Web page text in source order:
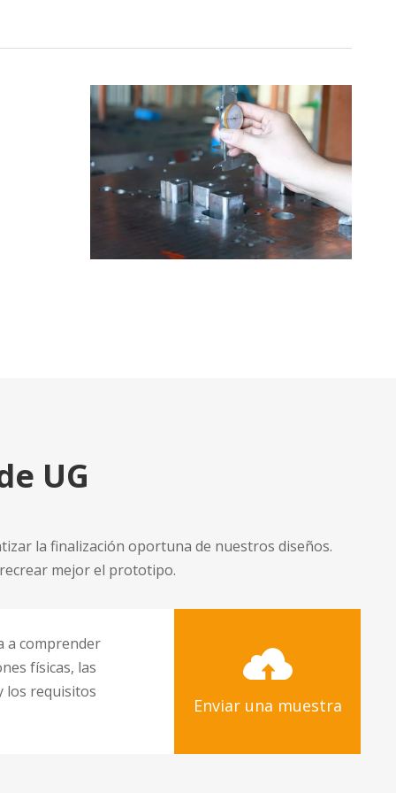
UG
la finalización oportuna de nuestros diseños.
mejor el prototipo.
a comprender
físicas, las
los requisitos
Enviar una muestra